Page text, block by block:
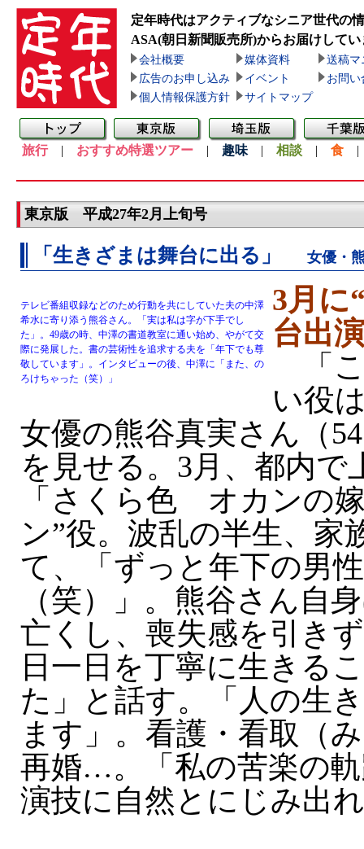
定年時代はアクティブなシニア世代の
ASA(朝日新聞販売所)からお届けしてい
会社概要 媒体資料
送稿マ
広告のお申し込み
イベント
お問い
個人情報保護方針
サイトマップ
旅行| おすすめ特選ツアー | 趣味 | 相談 | 食
東京版 平成27年2月上旬号
「生きざまは舞台に出る」 女優・
テレビ番組収録などのため行動を共にしていた夫の中澤
希水に寄り添う熊谷さん。「実は私は字が下手でし
た」。49歳の時、中澤の書道教室に通い始め、やがて交
際に発展した。書の芸術性を追求する夫を「年下でも尊
敬しています」。インタビューの後、中澤に「また、の
ろけちゃった（笑）」
3月に
台出演
「こ
い役
女優の熊谷真実さん（
を見せる。3月、都内で
「さくら色 オカンの
ン”役。波乱の半生、家
て、「ずっと年下の男
（笑）」。熊谷さん自
亡くし、喪失感を引き
日一日を丁寧に生きる
た」と話す。「人の生
ます」。看護・看取（
再婚…。「私の苦楽の
演技に自然とにじみ出